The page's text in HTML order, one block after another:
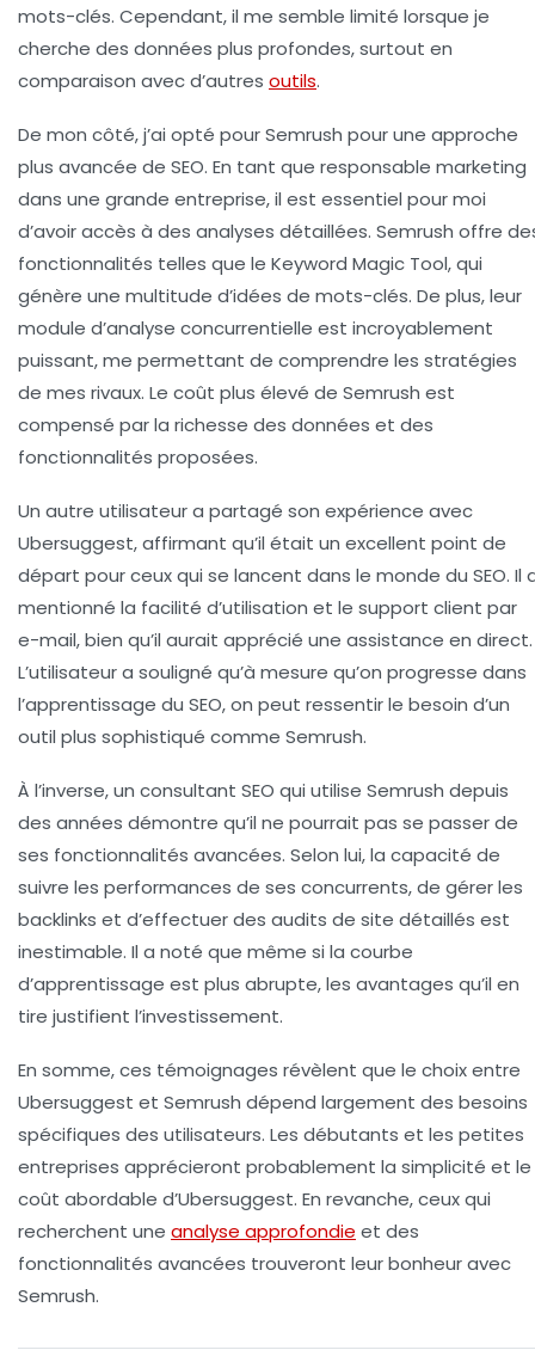
mots-clés. Cependant, il me semble limité lorsque je
cherche des données plus profondes, surtout en
comparaison avec d’autres outils.
De mon côté, j’ai opté pourSemrush pour une approche
plus avancée de SEO. En tant que responsable marketing
dans une grande entreprise, il est essentiel pour moi
d’avoir accès à des analyses détaillées. Semrush offre
fonctionnalités telles que le Keyword Magic Tool, qui
génère une multitude d’idées de mots-clés. De plus, leur
module d’analyse concurrentielle est incroyablement
puissant, me permettant de comprendre les stratégies
de mes rivaux. Le coût plus élevé de Semrush est
compensé par la richesse des données et des
fonctionnalités proposées.
Un autre utilisateur a partagé son expérience avec
Ubersuggest, affirmant qu’il était un excellent point de
départ pour ceux qui se lancent dans le monde du SEO. Il
mentionné la facilité d’utilisation et le support client par
e-mail, bien qu’il aurait apprécié une assistance en direct.
L’utilisateur a souligné qu’à mesure qu’on progresse dans
l’apprentissage du SEO, on peut ressentir le besoin d’un
outil plus sophistiqué comme Semrush.
À l’inverse, un consultant SEO qui utilise Semrush depuis
des années démontre qu’il ne pourrait pas se passer de
ses fonctionnalités avancées. Selon lui, la capacité de
suivre les performances de ses concurrents, de gérer les
backlinks et d’effectuer des audits de site détaillés est
inestimable. Il a noté que même si la courbe
d’apprentissage est plus abrupte, les avantages qu’il en
tire justifient l’investissement.
En somme, ces témoignages révèlent que le choix entre
Ubersuggest et Semrush dépend largement des besoins
spécifiques des utilisateurs. Les débutants et les petites
entreprises apprécieront probablement la simplicité et le
coût abordable d’Ubersuggest. En revanche, ceux qui
recherchent une analyse approfondie et des
fonctionnalités avancées trouveront leur bonheur avec
Semrush.